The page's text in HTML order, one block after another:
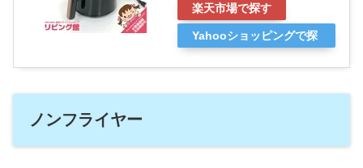
楽天市場で探す
Yahooショッピングで探
ノンフライヤー